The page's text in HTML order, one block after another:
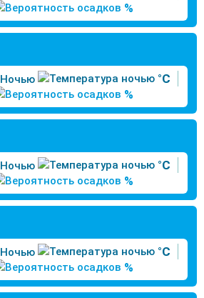
%
Ночью °C
%
Ночью °C
%
Ночью °C
%